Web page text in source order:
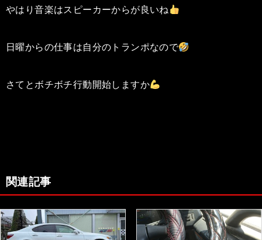
やはり音楽はスピーカーからが良いね
日曜からの仕事は自分のトランポなので
さてとボチボチ行動開始しますか
関連記事